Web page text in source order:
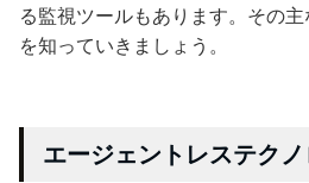
る監視ツールもあります。その
を知っていきましょう。
エージェントレステク